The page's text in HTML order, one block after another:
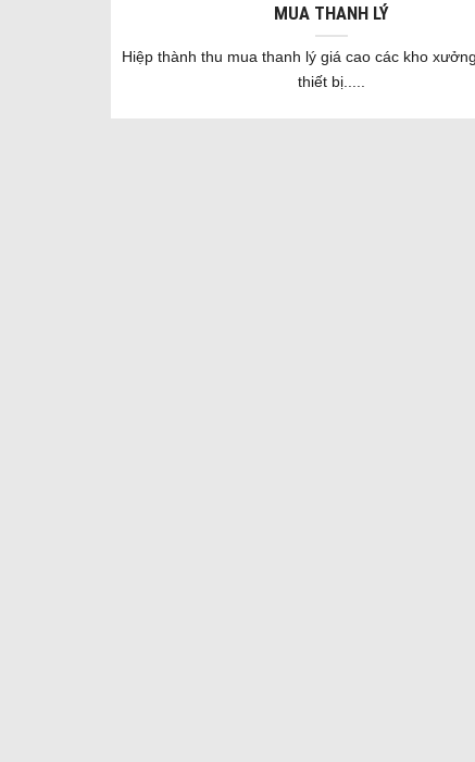
MUA THANH LÝ
Hiệp thành thu mua thanh lý giá cao các kho
thiết bị.....